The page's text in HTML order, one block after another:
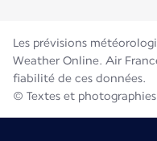
Les prévisions
Weather Online. Air
fiabilité de ces données.
© Textes et